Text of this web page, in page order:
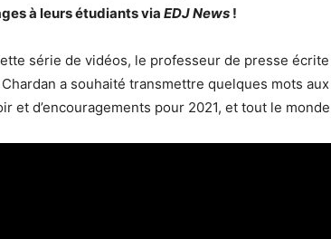
à leurs étudiants via EDJ News !
série de vidéos, le professeur de presse
a souhaité transmettre quelques mots
et d’encouragements pour 2021, et tout le